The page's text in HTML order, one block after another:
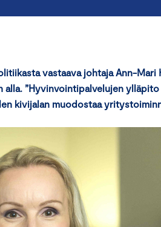
vastaava johtaja Ann-
”Hyvinvointipalvelujen
kivijalan muodostaa